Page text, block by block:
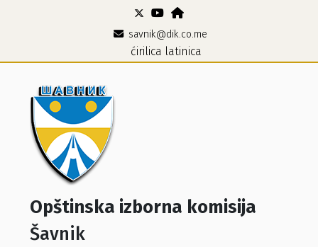
savnik@dik.co.me
ćirilica latinica
Opštinska izborna komisija
Šavnik